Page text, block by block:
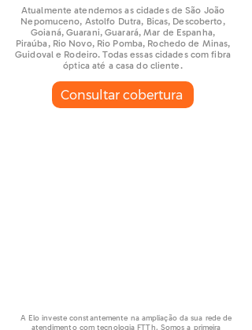
Atualmente atendemos as cidades de São João
Nepomuceno, Astolfo Dutra, Bicas, Descoberto,
Goianá, Guarani, Guarará, Mar de Espanha,
Piraúba, Rio Novo, Rio Pomba, Rochedo de Minas,
Guidoval e Rodeiro. Todas essas cidades com fibra
óptica até a casa do cliente.
Consultar cobertura
A Elo investe constantemente na ampliação da sua rede de
atendimento com tecnologia FTTh. Somos a primeira